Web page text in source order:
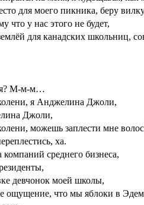
для моего пикника, беру
что у нас этого не будет,
для канадских школьниц,
М-м-м…
я Анджелина Джоли,
Джоли,
можешь заплести мне
ха.
среднего бизнеса,
девчонок моей школы,
ощущение, что мы яблоки в